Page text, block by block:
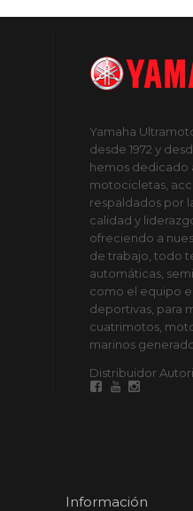
Yamaha
desde 1972 y
hemos dedicado
motocicletas,
respaldados por
calidad y
ofreciendo a
de trabajo, todo
automáticas,
como el equipo
deportivas, para
cuatrimotos,
marinos
Distribuidor
Información